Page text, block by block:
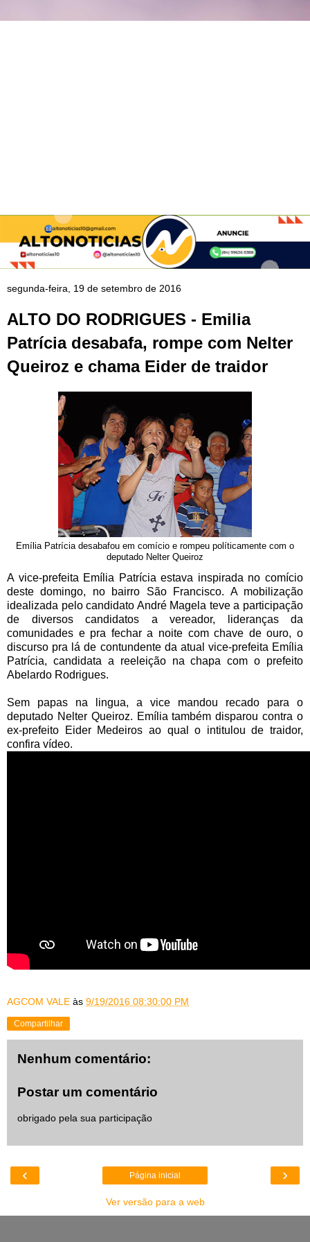
segunda-feira, 19 de setembro de 2016
ALTO DO RODRIGUES - Emilia
Patrícia desabafa, rompe com Nelter
Queiroz e chama Eider de traidor
Emília Patrícia desabafou em comício e rompeu políticamente com o
deputado Nelter Queiroz
A vice-prefeita Emília Patrícia estava inspirada no comício
deste domingo, no bairro São Francisco. A mobilização
idealizada pelo candidato André Magela teve a participação
de diversos candidatos a vereador, lideranças da
comunidades e pra fechar a noite com chave de ouro, o
discurso pra lá de contundente da atual vice-prefeita Emília
Patrícia, candidata a reeleição na chapa com o prefeito
Abelardo Rodrigues.
Sem papas na lingua, a vice mandou recado para o
deputado Nelter Queiroz. Emília também disparou contra o
ex-prefeito Eider Medeiros ao qual o intitulou de traidor,
confira vídeo.
AGCOM VALE às 9/19/2016 08:30:00 PM
Compartilhar
Nenhum comentário:
Postar um comentário
obrigado pela sua participação
‹ ›
Página inicial
Ver versão para a web